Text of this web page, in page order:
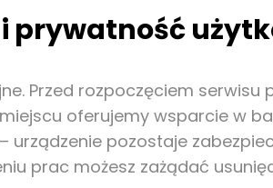
prywatność
Przed rozpoczęciem serwisu
oferujemy wsparcie w
pozostaje
prac możesz zażądać